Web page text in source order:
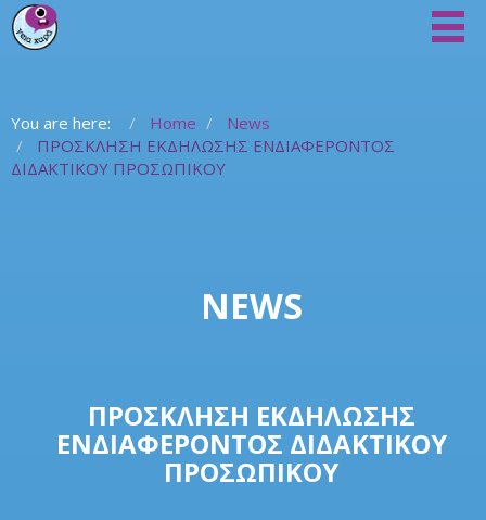
You are here: Home
News
ΠΡΟΣΚΛΗΣΗ ΕΚΔΗΛΩΣΗΣ ΕΝΔΙΑΦΕΡΟΝΤΟΣ
ΔΙΔΑΚΤΙΚΟΥ ΠΡΟΣΩΠΙΚΟΥ
NEWS
ΠΡΟΣΚΛΗΣΗ ΕΚΔΗΛΩΣΗΣ
ΕΝΔΙΑΦΕΡΟΝΤΟΣ ΔΙΔΑΚΤΙΚΟΥ
ΠΡΟΣΩΠΙΚΟΥ